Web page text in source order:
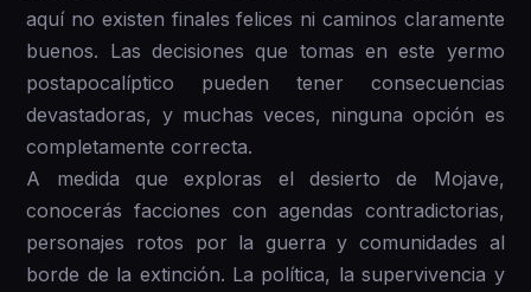
aquí no existen finales felices ni caminos claramente
buenos. Las decisiones que tomas en este yermo
postapocalíptico pueden tener consecuencias
devastadoras, y muchas veces, ninguna opción es
completamente correcta.
A medida que exploras el desierto de Mojave,
conocerás facciones con agendas contradictorias,
personajes rotos por la guerra y comunidades al
borde de la extinción. La política, la supervivencia y